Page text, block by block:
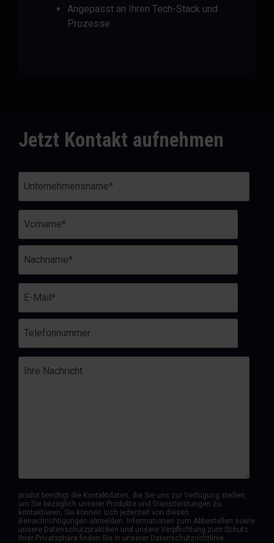
Angepasst an Ihren Tech-Stack und
Prozesse
Jetzt Kontakt aufnehmen
prodot benötigt die Kontaktdaten, die Sie uns zur Verfügung stellen,
um Sie bezüglich unserer Produkte und Dienstleistungen zu
kontaktieren. Sie können sich jederzeit von diesen
Benachrichtigungen abmelden. Informationen zum Abbestellen sowie
unsere Datenschutzpraktiken und unsere Verpflichtung zum Schutz
Ihrer Privatsphäre finden Sie in unserer Datenschutzrichtlinie.